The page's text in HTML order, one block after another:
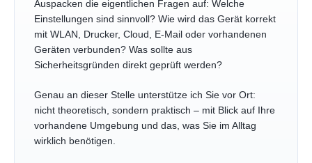
Auspacken die eigentlichen Fragen auf: Welche
Einstellungen sind sinnvoll? Wie wird das Gerät korrekt
mit WLAN, Drucker, Cloud, E-Mail oder vorhandenen
Geräten verbunden? Was sollte aus
Sicherheitsgründen direkt geprüft werden?
Genau an dieser Stelle unterstütze ich Sie vor Ort:
nicht theoretisch, sondern praktisch – mit Blick auf Ihre
vorhandene Umgebung und das, was Sie im Alltag
wirklich benötigen.